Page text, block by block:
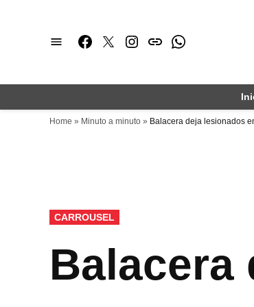
Facebook
TwitterInstagram
issuuWhatsapp
Home » Minuto a minuto » Balacera deja lesionados
PUBLICADO
EN
CARROUSEL
Balacera